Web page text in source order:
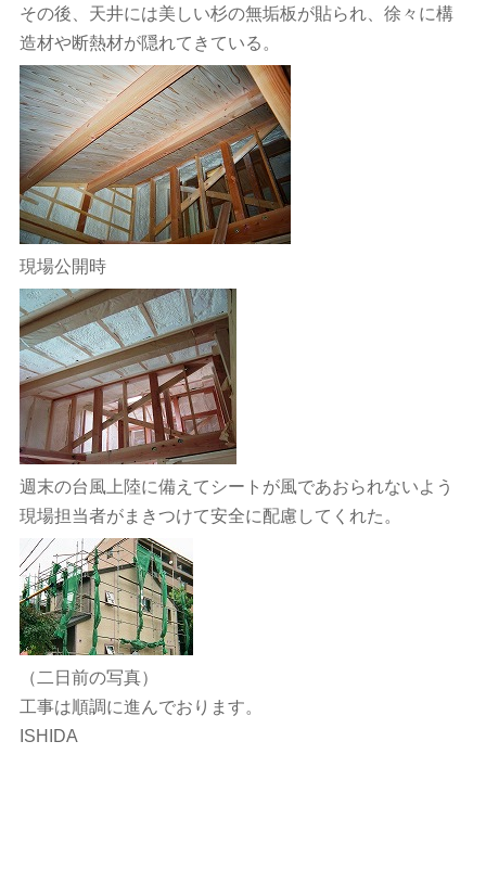
その後、天井には美しい杉の無垢板が貼られ、徐々に構
造材や断熱材が隠れてきている。
現場公開時
週末の台風上陸に備えてシートが風であおられないよう
現場担当者がまきつけて安全に配慮してくれた。
（二日前の写真）
工事は順調に進んでおります。
ISHIDA